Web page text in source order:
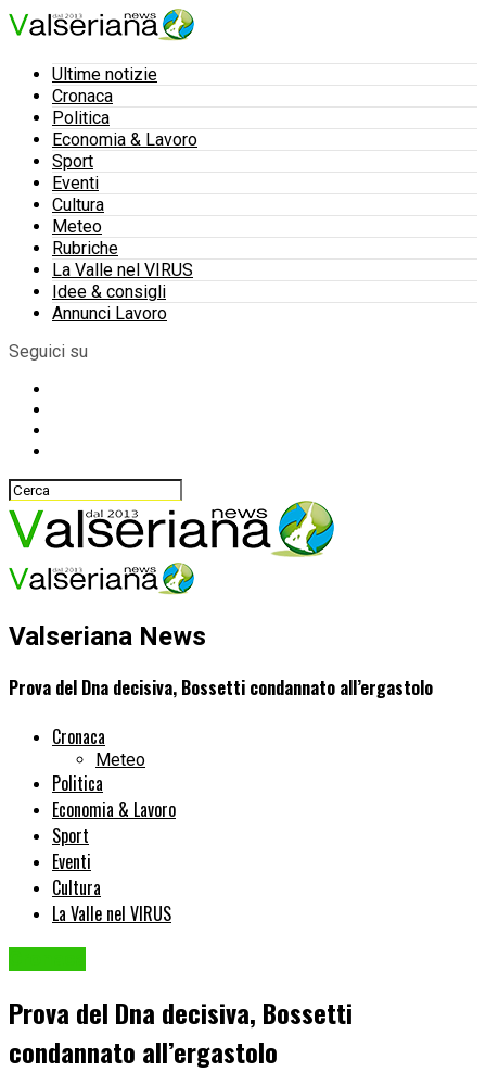
Ultime notizie
Cronaca
Politica
Economia & Lavoro
Sport
Eventi
Cultura
Meteo
Rubriche
La Valle nel VIRUS
Idee & consigli
Annunci Lavoro
Seguici su
Valseriana News
Prova del Dna decisiva, Bossetti condannato all’ergastolo
Cronaca
Meteo
Politica
Economia & Lavoro
Sport
Eventi
Cultura
La Valle nel VIRUS
Prova del Dna decisiva, Bossetti
condannato all’ergastolo